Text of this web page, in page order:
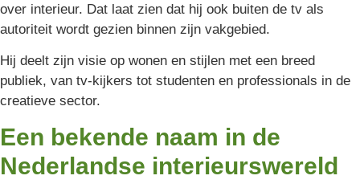
over interieur. Dat laat zien dat hij ook buiten de tv als
autoriteit wordt gezien binnen zijn vakgebied.
Hij deelt zijn visie op wonen en stijlen met een breed
publiek, van tv-kijkers tot studenten en professionals in de
creatieve sector.
Een bekende naam in de
Nederlandse interieurswereld